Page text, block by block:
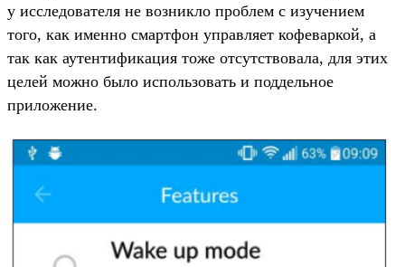
у исследователя не возникло проблем с изучением
того, как именно смартфон управляет кофеваркой, а
так как аутентификация тоже отсутствовала, для этих
целей можно было использовать и поддельное
приложение.